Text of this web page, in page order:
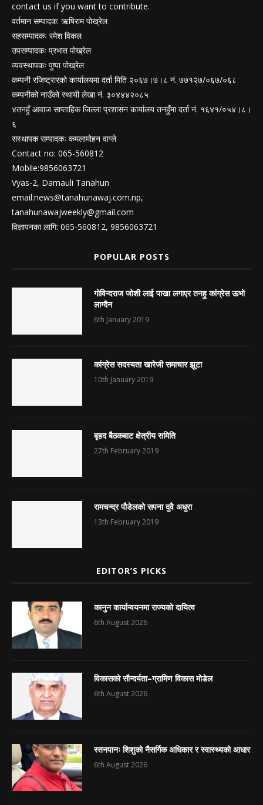
contact us if you want to contribute.
वर्तमान सम्पादक: ऋषिराम पोख्रेल
सहसम्पादकः रमेश विकल
उपसम्पादकः प्रभात पोख्रेल
व्यवस्थापकः पुष्पा पोख्रेल
कम्पनी रजिष्ट्रारको कार्यालयमा दर्ता मिति २०६७।७।८ नं. ७७१२७/०६७/०६८
कम्पनीको नाउँको स्थायी लेखा नं. ३०४४४२०८५
४तनहुँ आवाज साप्ताहिक जिल्ला प्रशासन कार्यालय तनहुँमा दर्ता नं. १६४१/०५४।८।
६
सस्थापक सम्पादकः कमलामोहन वाग्ले
Contact no: 065-560812
Mobile:9856063721
Vyas-2, Damauli Tanahun
email:news@tanahunawaj.com.np,
tanahunawajweekly@gmail.com
विज्ञापनका लागि: 065-560812, 9856063721
POPULAR POSTS
गोविन्दराज जोशी लाई पाखा लगाएर तनहु कांग्रेस ऊभो
लाग्दैन
6th January 2019
कांग्रेस सदस्यता खारेजी समाचार झूटा
10th January 2019
बृहद बैठकबाट क्षेत्रीय समिति
27th February 2019
रामचन्द्र पौडेलको सपना दुवै अधुरा
13th February 2019
EDITOR’S PICKS
कानुन कार्यान्वयनमा राज्यको दायित्व
6th August 2026
विकासको सौन्दर्यता–ग्रामिण विकास मोडेल
6th August 2026
स्तनपानः शिशुको नैसर्गिक अधिकार र स्वास्थ्यको आधार
6th August 2026